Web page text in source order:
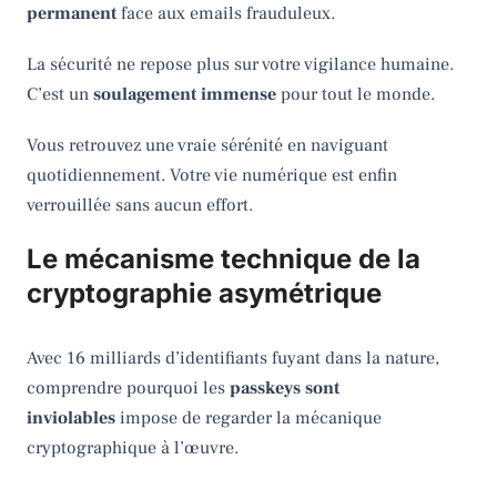
permanentface aux emails frauduleux.
La sécurité ne repose plus sur votre vigilance humaine.
C’est un soulagement immense pour tout le monde.
Vous retrouvez une vraie sérénité en naviguant
quotidiennement. Votre vie numérique est enfin
verrouillée sans aucun effort.
Le mécanisme technique de la
cryptographie asymétrique
Avec 16 milliards d’identifiants fuyant dans la nature,
comprendre pourquoi les passkeys sont
inviolables impose de regarder la mécanique
cryptographique à l’œuvre.